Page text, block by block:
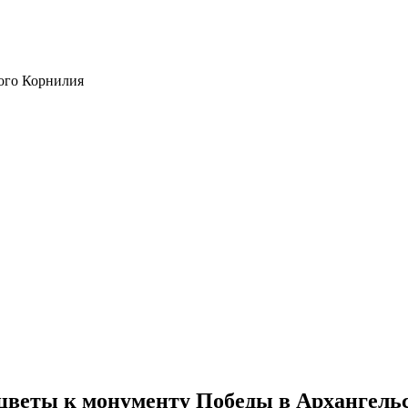
Корнилия
к монументу Победы в